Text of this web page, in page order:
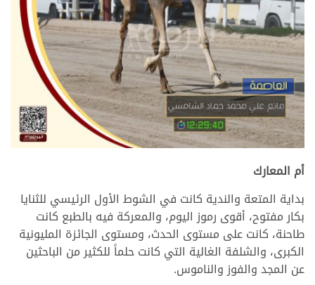
أم المعارك
بداية المتعة والندية كانت في الشوط الأول الرئيسي للثنايا
بكار مفتوح، أقوى رموز اليوم، والمعركة فيه بالطبع كانت
طاحنة، كانت على مستوى الحدث، ومستوى الجائزة المليونية
الكبرى، والشلفة الغالية التي كانت حلماً للكثير من الباحثين
عن المجد والفوز والناموس.